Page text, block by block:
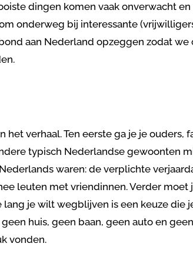
dingen komen vaak onverwacht
onderweg bij interessante
aan Nederland opzeggen zodat
het verhaal. Ten eerste ga je je ouders,
typisch Nederlandse gewoonten
waren: de verplichte
leuten met vriendinnen. Verder moet
je wilt wegblijven is een keuze die
huis, geen baan, geen auto en
vonden.